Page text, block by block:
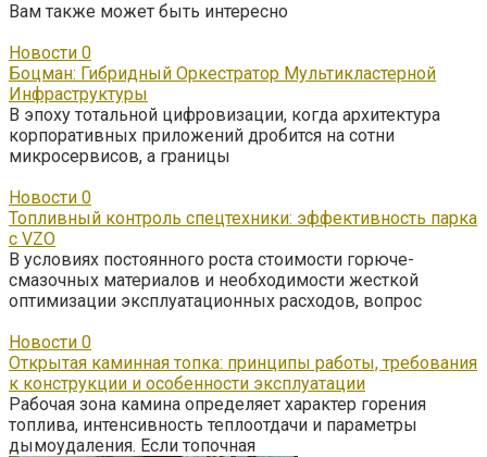
Вам также может быть интересно
Новости 0
Боцман: Гибридный Оркестратор Мультикластерной
Инфраструктуры
В эпоху тотальной цифровизации, когда архитектура
корпоративных приложений дробится на сотни
микросервисов, а границы
Новости 0
Топливный контроль спецтехники: эффективность парка
с VZO
В условиях постоянного роста стоимости горюче-
смазочных материалов и необходимости жесткой
оптимизации эксплуатационных расходов, вопрос
Новости 0
Открытая каминная топка: принципы работы, требования
к конструкции и особенности эксплуатации
Рабочая зона камина определяет характер горения
топлива, интенсивность теплоотдачи и параметры
дымоудаления. Если топочная